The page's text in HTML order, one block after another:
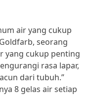
air yang cukup
seorang
yang cukup penting
rasa lapar,
dari tubuh.”
8 gelas air setiap